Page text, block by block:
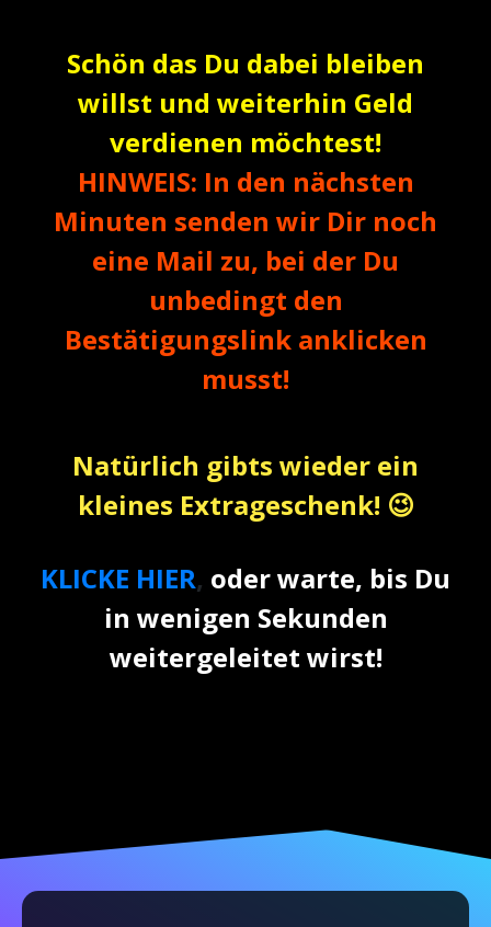
Schön das Du dabei bleiben
willst und weiterhin Geld
verdienen möchtest!
HINWEIS: In den nächsten
Minuten senden wir Dir noch
eine Mail zu, bei der Du
unbedingt den
Bestätigungslink anklicken
musst!
Natürlich gibts wieder ein
kleines Extrageschenk! 😉
KLICKE HIER, oder warte, bis Du
in wenigen Sekunden
weitergeleitet wirst!